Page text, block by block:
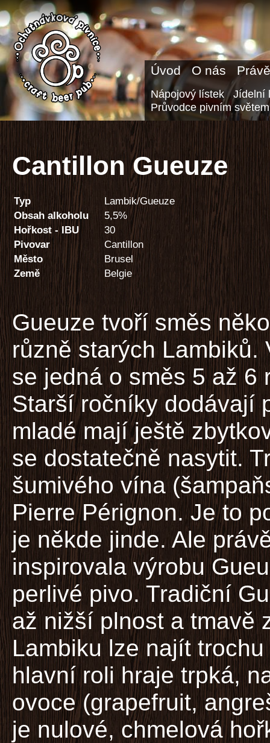
Úvod O nás
Nápojový lístek
Jídelní
Průvodce pivním světem
Cantillon Gueuze
Typ
Lambik/Gueuze
Obsah alkoholu
5,5%
Hořkost - IBU
30
Pivovar
Cantillon
Město
Brusel
Země
Belgie
Gueuze tvoří směs
různě starých Lambiků.
se jedná o směs 5 až 6
Starší ročníky dodávají
mladé mají ještě
se dostatečně nasytit.
šumivého vína
Pierre Pérignon. Je to
je někde jinde. Ale
inspirovala výrobu
perlivé pivo. Tradiční
až nižší plnost a tmavě
Lambiku lze najít
hlavní roli hraje trpká,
ovoce (grapefruit,
je nulové, chmelová